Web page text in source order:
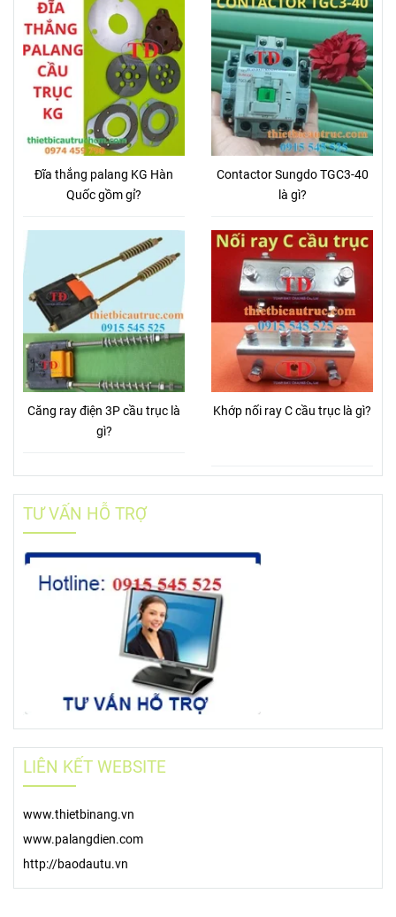
Đĩa thắng palang KG Hàn
Quốc gồm gỉ?
Contactor Sungdo TGC3-40
là gì?
Căng ray điện 3P cầu trục là
gì?
Khớp nối ray C cầu trục là gì?
TƯ VẤN HỖ TRỢ
LIÊN KẾT WEBSITE
www.thietbinang.vn
www.palangdien.com
http://baodautu.vn